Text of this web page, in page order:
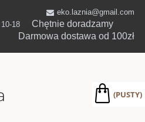
eko.laznia@gmail.com
18 Chętnie doradzamy
Darmowa dostawa od 100zł
(PUSTY)